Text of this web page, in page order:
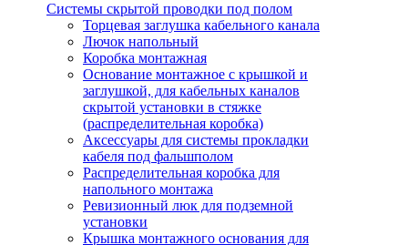
Системы скрытой проводки под полом
Торцевая заглушка кабельного канала
Лючок напольный
Коробка монтажная
Основание монтажное с крышкой и
заглушкой, для кабельных каналов
скрытой установки в стяжке
(распределительная коробка)
Аксессуары для системы прокладки
кабеля под фальшполом
Распределительная коробка для
напольного монтажа
Ревизионный люк для подземной
установки
Крышка монтажного основания для